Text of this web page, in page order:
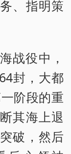
、指明策
战役中，
封，大都
阶段的重
其海上退
破，然后